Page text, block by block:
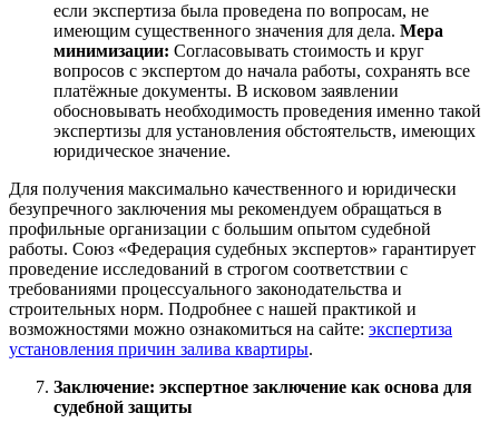
если экспертиза была проведена по вопросам, не
имеющим существенного значения для дела. Мера
минимизации: Согласовывать стоимость и круг
вопросов с экспертом до начала работы, сохранять все
платёжные документы. В исковом заявлении
обосновывать необходимость проведения именно такой
экспертизы для установления обстоятельств, имеющих
юридическое значение.
Для получения максимально качественного и юридически
безупречного заключения мы рекомендуем обращаться в
профильные организации с большим опытом судебной
работы. Союз «Федерация судебных экспертов» гарантирует
проведение исследований в строгом соответствии с
требованиями процессуального законодательства и
строительных норм. Подробнее с нашей практикой и
возможностями можно ознакомиться на сайте: экспертиза
установления причин залива квартиры.
Заключение: экспертное заключение как основа для
судебной защиты